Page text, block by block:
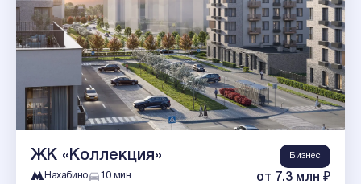
ЖК «Коллекция» Бизнес
Нахабино 10 мин. от 7.3 млн ₽